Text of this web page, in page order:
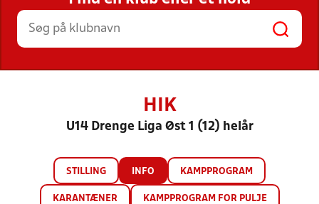
HOLD
HIK
U14 Drenge Liga Øst 1 (12) helår
STILLING INFO KAMPPROGRAM
KARANTÆNER KAMPPROGRAM FOR PULJE